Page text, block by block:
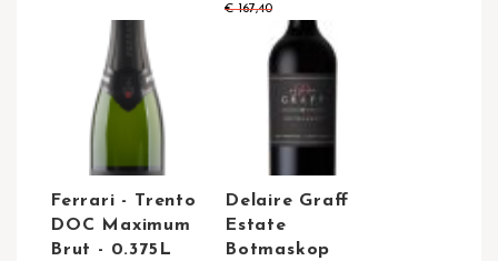
€ 167,40
Ferrari - Trento
DOC Maximum
Brut - 0.375L
Delaire Graff
Estate
Botmaskop